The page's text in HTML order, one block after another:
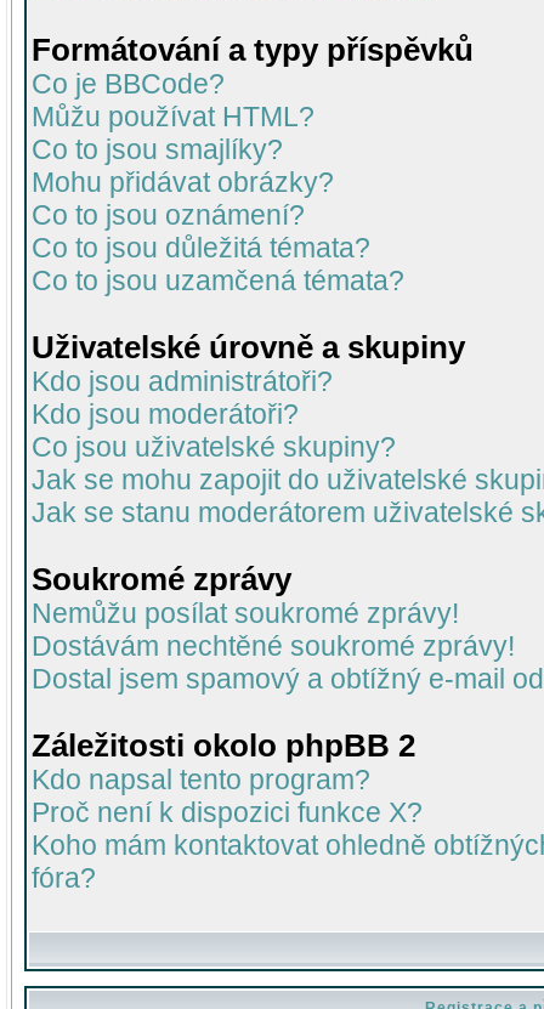
Formátování a typy příspěvků
Co je BBCode?
Můžu používat HTML?
Co to jsou smajlíky?
Mohu přidávat obrázky?
Co to jsou oznámení?
Co to jsou důležitá témata?
Co to jsou uzamčená témata?
Uživatelské úrovně a skupiny
Kdo jsou administrátoři?
Kdo jsou moderátoři?
Co jsou uživatelské skupiny?
Jak se mohu zapojit do uživatelské
Jak se stanu moderátorem uživatelské
Soukromé zprávy
Nemůžu posílat soukromé zprávy!
Dostávám nechtěné soukromé zprávy!
Dostal jsem spamový a obtížný e-mail
Záležitosti okolo phpBB 2
Kdo napsal tento program?
Proč není k dispozici funkce X?
Koho mám kontaktovat ohledně
fóra?